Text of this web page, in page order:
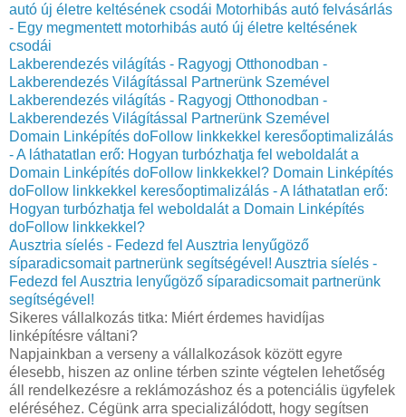
autó új életre keltésének csodái Motorhibás autó felvásárlás
- Egy megmentett motorhibás autó új életre keltésének
csodái
Lakberendezés világítás - Ragyogj Otthonodban -
Lakberendezés Világítással Partnerünk Szemével
Lakberendezés világítás - Ragyogj Otthonodban -
Lakberendezés Világítással Partnerünk Szemével
Domain Linképítés doFollow linkkekkel keresőoptimalizálás
- A láthatatlan erő: Hogyan turbózhatja fel weboldalát a
Domain Linképítés doFollow linkkekkel? Domain Linképítés
doFollow linkkekkel keresőoptimalizálás - A láthatatlan erő:
Hogyan turbózhatja fel weboldalát a Domain Linképítés
doFollow linkkekkel?
Ausztria síelés - Fedezd fel Ausztria lenyűgöző
síparadicsomait partnerünk segítségével! Ausztria síelés -
Fedezd fel Ausztria lenyűgöző síparadicsomait partnerünk
segítségével!
Sikeres vállalkozás titka: Miért érdemes havidíjas
linképítésre váltani?
Napjainkban a verseny a vállalkozások között egyre
élesebb, hiszen az online térben szinte végtelen lehetőség
áll rendelkezésre a reklámozáshoz és a potenciális ügyfelek
eléréséhez. Cégünk arra specializálódott, hogy segítsen